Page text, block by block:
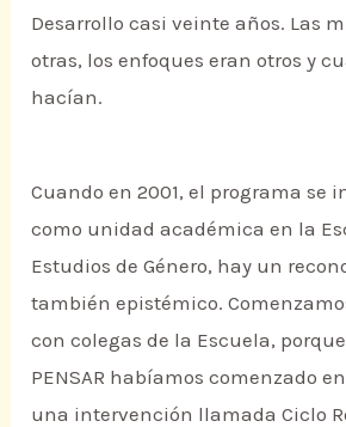
Desarrollo casi veinte años. Las
otras, los enfoques eran otros y
hacían.
Cuando en 2001, el programa se
como unidad académica en la
Estudios de Género, hay un
también epistémico.
con colegas de la Escuela,
PENSAR habíamos comenzado
una intervención llamada Ciclo